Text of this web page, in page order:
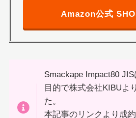
Amazon公式
Smackape Impact80
目的で株式会社KIBUよ
た。
本記事のリンクより成約